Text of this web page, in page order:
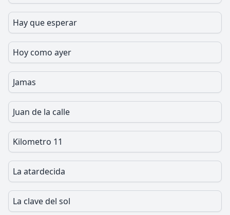
Hay que esperar
Hoy como ayer
Jamas
Juan de la calle
Kilometro 11
La atardecida
La clave del sol